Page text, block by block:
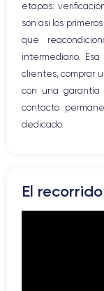
Resolución vídeo
4K - 3840x2160px
Batería
5G
etapas:
son así los
que
intermediario.
clientes, comprar
con una
contacto
dedicado.
El